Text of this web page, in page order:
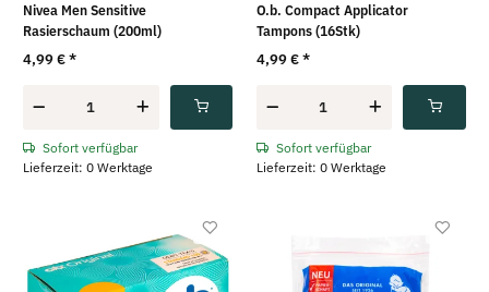
Nivea Men Sensitive
Rasierschaum (200ml)
4,99 €*
Sofort verfügbar
Lieferzeit: 0 Werktage
O.b. Compact Applicator
Tampons (16Stk)
4,99 €*
Sofort verfügbar
Lieferzeit: 0 Werktage